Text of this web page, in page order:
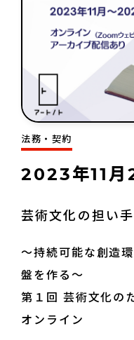
法務・契約
2023年11月
芸術文化の担い
～持続可能な創造
盤を作る～
第１回 芸術文化の
オンライン